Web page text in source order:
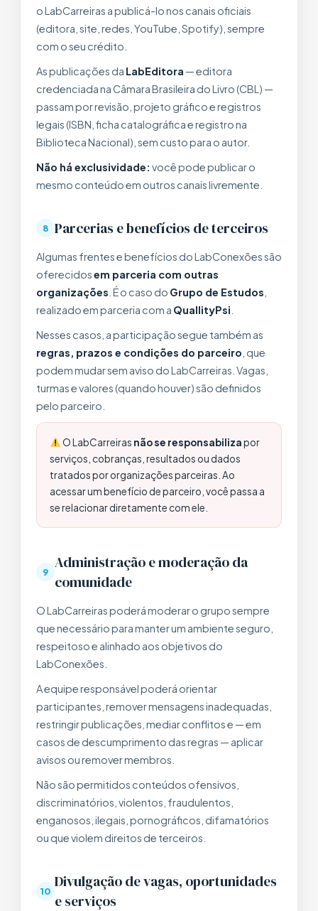
o LabCarreiras a publicá-lo nos canais oficiais
(editora, site, redes, YouTube, Spotify), sempre
com o seu crédito.
As publicações da LabEditora — editora
credenciada na Câmara Brasileira do Livro (CBL) —
passam por revisão, projeto gráfico e registros
legais (ISBN, ficha catalográfica e registro na
Biblioteca Nacional), sem custo para o autor.
Não há exclusividade: você pode publicar o
mesmo conteúdo em outros canais livremente.
8 Parcerias e benefícios de terceiros
Algumas frentes e benefícios do LabConexões são
oferecidosem parceria com outras
organizações . É o caso do Grupo de Estudos
realizado em parceria com a QuallityPsi
Nesses casos, a participação segue também as
regras, prazos e condições do parceiro , que
podem mudar sem aviso do LabCarreiras. Vagas,
turmas e valores (quando houver) são definidos
pelo parceiro.
O LabCarreiras não se responsabilizapor
serviços, cobranças, resultados ou dados
tratados por organizações parceiras. Ao
acessar um benefício de parceiro, você passa a
se relacionar diretamente com ele.
9
Administração e moderação da
comunidade
O LabCarreiras poderá moderar o grupo sempre
que necessário para manter um ambiente seguro,
respeitoso e alinhado aos objetivos do
LabConexões.
A equipe responsável poderá orientar
participantes, remover mensagens inadequadas,
restringir publicações, mediar conflitos e — em
casos de descumprimento das regras — aplicar
avisos ou remover membros.
Não são permitidos conteúdos ofensivos,
discriminatórios, violentos, fraudulentos,
enganosos, ilegais, pornográficos, difamatórios
ou que violem direitos de terceiros.
10
Divulgação de vagas, oportunidades
e serviços